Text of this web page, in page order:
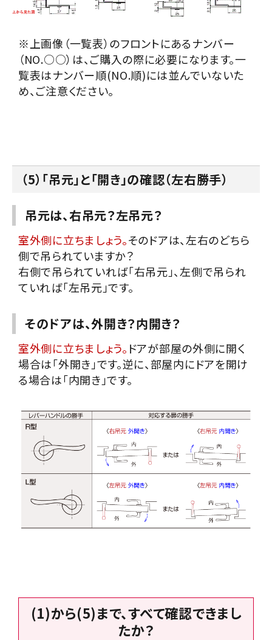
※上画像（一覧表）のフロントにあるナンバー
（NO.○○）は、ご購入の際に必要になります。一
覧表はナンバー順(NO.順)には並んでいないた
め、ご注意ください。
（5）「吊元」と「開き」の確認（左右勝手）
吊元は、右吊元？左吊元？
室外側に立ちましょう。そのドアは、左右のどちら
側で吊られていますか？
右側で吊られていれば「右吊元」、左側で吊られ
ていれば「左吊元」です。
そのドアは、外開き？内開き？
室外側に立ちましょう。 ドアが部屋の外側に開く
場合は「外開き」です。逆に、部屋内にドアを開け
る場合は「内開き」です。
(1)から(5)まで、すべて確認できまし
たか？